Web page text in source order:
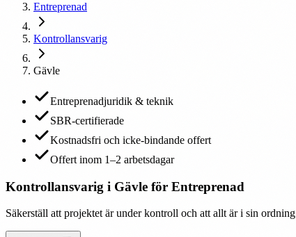
Entreprenad
Kontrollansvarig
Gävle
Entreprenadjuridik & teknik
SBR-certifierade
Kostnadsfri och icke-bindande offert
Offert inom 1–2 arbetsdagar
Kontrollansvarig i Gävle för Entreprenad
Säkerställ att projektet är under kontroll och att allt är i sin